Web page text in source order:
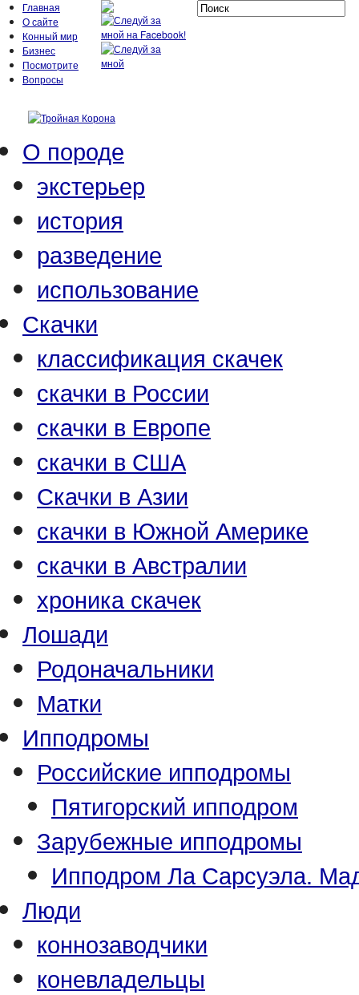
Главная
О сайте
Конный мир
Бизнес
Посмотрите
Вопросы
О породе
экстерьер
история
разведение
использование
Скачки
классификация скачек
скачки в России
скачки в Европе
скачки в США
Скачки в Азии
скачки в Южной Америке
скачки в Австралии
хроника скачек
Лошади
Родоначальники
Матки
Ипподромы
Российские ипподромы
Пятигорский ипподром
Зарубежные ипподромы
Ипподром Ла Сарсуэла.
Люди
коннозаводчики
коневладельцы